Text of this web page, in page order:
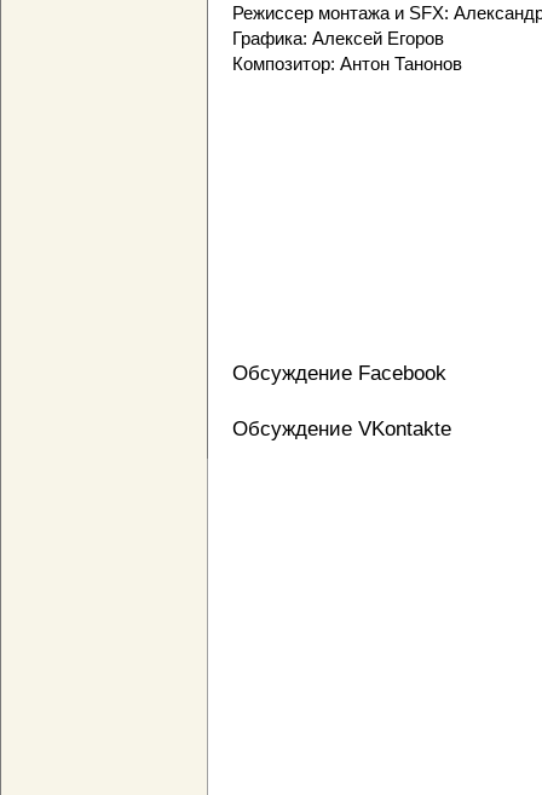
Режиссер монтажа и SFX:
Графика: Алексей Егоров
Композитор: Антон Танонов
Обсуждение Facebook
Обсуждение VKontakte